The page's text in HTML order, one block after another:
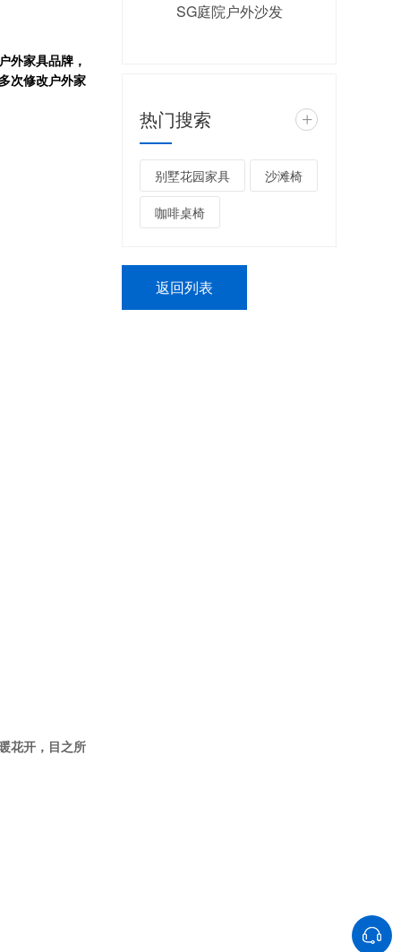
外家具品牌，
次修改户外家
花开，目之所
SG庭院户外沙发
热门搜索 +
别墅花园家具 沙滩椅
咖啡桌椅
返回列表